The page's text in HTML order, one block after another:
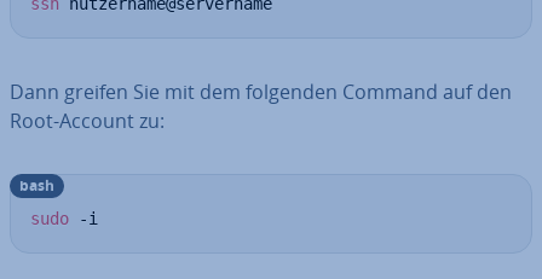
Dann greifen Sie mit dem folgenden Command auf den
Root-Account zu:
sudo -i
bash